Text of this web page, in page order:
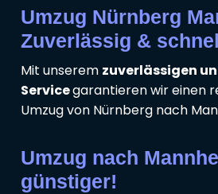
Umzug Nürnberg
Zuverlässig &
Mit unserem zuverlässigen
Servicegarantieren wir einen
Umzug von Nürnberg nach
Umzug nach
günstiger!